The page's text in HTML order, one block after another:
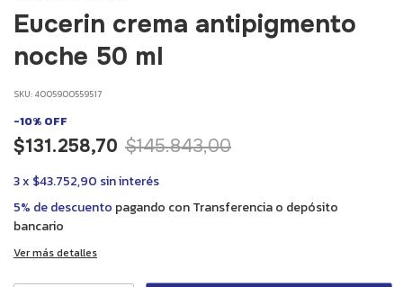
Eucerin crema antipigmento
noche 50 ml
SKU: 4005900559517
-10% OFF
$131.258,70 $145.843,00
3x $43.752,90 sin interés
5% de descuento pagando con Transferencia o depósito
bancario
Ver más detalles